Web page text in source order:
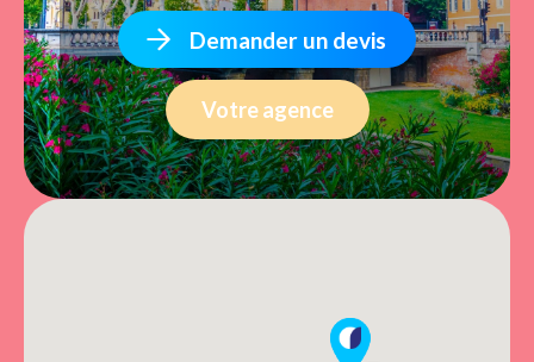
Demander un devis
Votre agence